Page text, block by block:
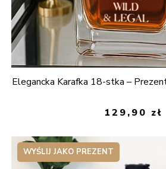
Elegancka Karafka 18-stka –
129,90 zł
WYŚLIJ JAKO PREZENT